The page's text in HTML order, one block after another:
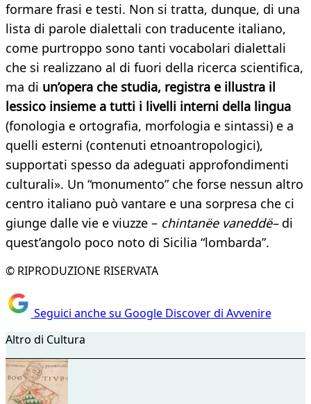
formare frasi e testi. Non si tratta, dunque, di una
lista di parole dialettali con traducente italiano,
come purtroppo sono tanti vocabolari dialettali
che si realizzano al di fuori della ricerca scientifica,
ma di un’opera che studia, registra e illustra il
lessico insieme a tutti i livelli interni della lingua
(fonologia e ortografia, morfologia e sintassi) e a
quelli esterni (contenuti etnoantropologici),
supportati spesso da adeguati approfondimenti
culturali». Un “monumento” che forse nessun altro
centro italiano può vantare e una sorpresa che ci
giunge dalle vie e viuzze – chintanëe vaneddë–di
quest’angolo poco noto di Sicilia “lombarda”.
© RIPRODUZIONE RISERVATA
Seguici anche su Google Discover di Avvenire
Altro di Cultura